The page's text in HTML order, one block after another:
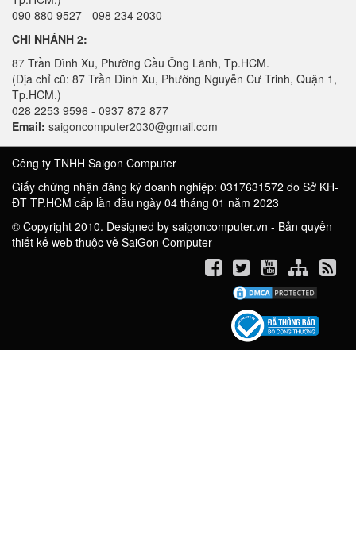
090 880 9527 - 098 234 2030
CHI NHÁNH 2:
87 Trần Đình Xu, Phường Cầu Ông Lãnh, Tp.HCM.
(Địa chỉ cũ: 87 Trần Đình Xu, Phường Nguyễn Cư Trinh, Quận 1,
Tp.HCM.)
028 2253 9596 - 0937 872 877
Email: saigoncomputer2030@gmail.com
Công ty TNHH Saigon Computer
Giấy chứng nhận đăng ký doanh nghiệp: 0317631572 do Sở KH-
ĐT TP.HCM cấp lần đầu ngày 04 tháng 01 năm 2023
© Copyright 2010. Designed by saigoncomputer.vn - Bản quyền
thiết kế web thuộc về SaiGon Computer